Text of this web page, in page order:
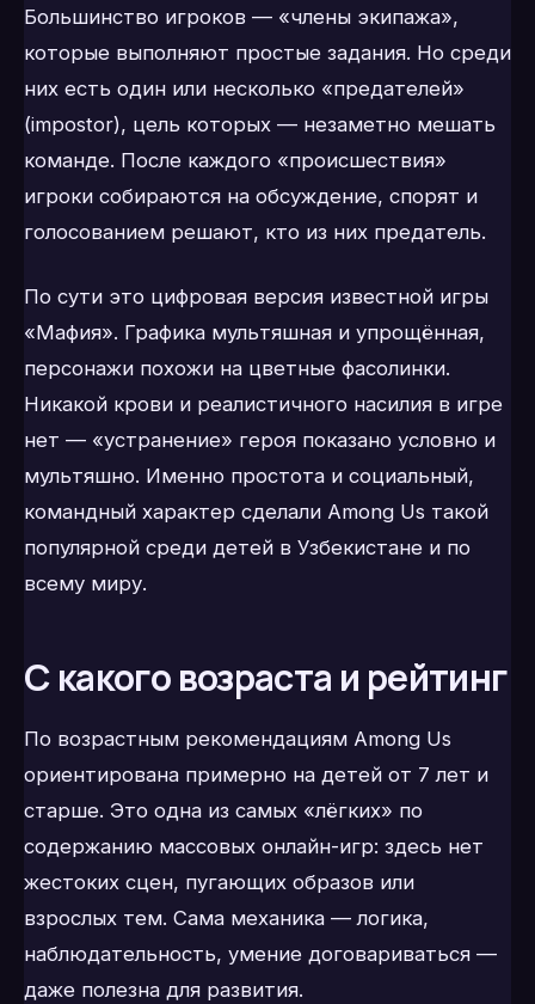
Большинство игроков — «члены экипажа»,
которые выполняют простые задания. Но среди
них есть один или несколько «предателей»
(impostor), цель которых — незаметно мешать
команде. После каждого «происшествия»
игроки собираются на обсуждение, спорят и
голосованием решают, кто из них предатель.
По сути это цифровая версия известной игры
«Мафия». Графика мультяшная и упрощённая,
персонажи похожи на цветные фасолинки.
Никакой крови и реалистичного насилия в игре
нет — «устранение» героя показано условно и
мультяшно. Именно простота и социальный,
командный характер сделали Among Us такой
популярной среди детей в Узбекистане и по
всему миру.
С какого возраста и рейтинг
По возрастным рекомендациям Among Us
ориентирована примерно на детей от 7 лет и
старше. Это одна из самых «лёгких» по
содержанию массовых онлайн-игр: здесь нет
жестоких сцен, пугающих образов или
взрослых тем. Сама механика — логика,
наблюдательность, умение договариваться —
даже полезна для развития.